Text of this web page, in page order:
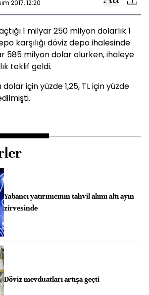
2017, 12:20
1 milyar 250 milyon dolarlık 1
karşılığı döviz depo ihalesinde
585 milyon dolar olurken, ihaleye
teklif geldi.
için yüzde 1,25, TL için yüzde
Yabancı yatırımcının tahvil alımı altı ayın
zirvesinde
Döviz mevduatları artışa geçti